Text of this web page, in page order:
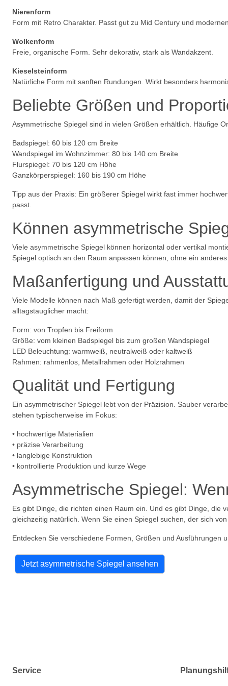
Nierenform
Form mit Retro Charakter. Passt gut zu Mid Century und
Wolkenform
Freie, organische Form. Sehr dekorativ, stark als Wandakzent.
Kieselsteinform
Natürliche Form mit sanften Rundungen. Wirkt besonders
Beliebte Größen und
Asymmetrische Spiegel sind in vielen Größen erhältlich. Häufige
Badspiegel: 60 bis 120 cm Breite
Wandspiegel im Wohnzimmer: 80 bis 140 cm Breite
Flurspiegel: 70 bis 120 cm Höhe
Ganzkörperspiegel: 160 bis 190 cm Höhe
Tipp aus der Praxis: Ein größerer Spiegel wirkt fast immer
passt.
Können asymmetrische
Viele asymmetrische Spiegel können horizontal oder vertikal
Spiegel optisch an den Raum anpassen können, ohne ein
Maßanfertigung und
Viele Modelle können nach Maß gefertigt werden, damit der
alltagstauglicher macht:
Form: von Tropfen bis Freiform
Größe: vom kleinen Badspiegel bis zum großen Wandspiegel
LED Beleuchtung: warmweiß, neutralweiß oder kaltweiß
Rahmen: rahmenlos, Metallrahmen oder Holzrahmen
Qualität und Fertigung
Ein asymmetrischer Spiegel lebt von der Präzision. Sauber
stehen typischerweise im Fokus:
• hochwertige Materialien
• präzise Verarbeitung
• langlebige Konstruktion
• kontrollierte Produktion und kurze Wege
Asymmetrische Spiegel:
Es gibt Dinge, die richten einen Raum ein. Und es gibt Dinge, die
gleichzeitig natürlich. Wenn Sie einen Spiegel suchen, der sich
Entdecken Sie verschiedene Formen, Größen und Ausführungen
Jetzt asymmetrische Spiegel ansehen
Service